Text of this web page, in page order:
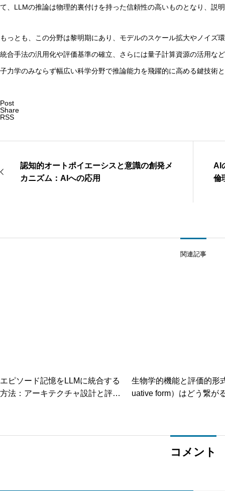
て、LLMの推論は物理的裏付けを持った信頼性の高いものとなり、説
もっとも、この分野は黎明期にあり、モデルのスケール拡大やノイズ
統合手法の汎用化や評価基準の確立、さらには量子計算資源の活用な
子力学のみならず幅広い科学分野で推論能力を飛躍的に高める鍵技術
Post
Share
RSS
認知的オートポイエーシスと意識の創発メ
カニズム：AIへの応用
AI
倫
関連記事
エピソード記憶をLLMに統合する
方法：アーキテクチャ設計と評価
生物学的機能と評価的形
uative form）はどう繋
コメント